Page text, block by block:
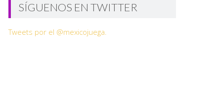
SÍGUENOS EN TWITTER
Tweets por el @mexicojuega.